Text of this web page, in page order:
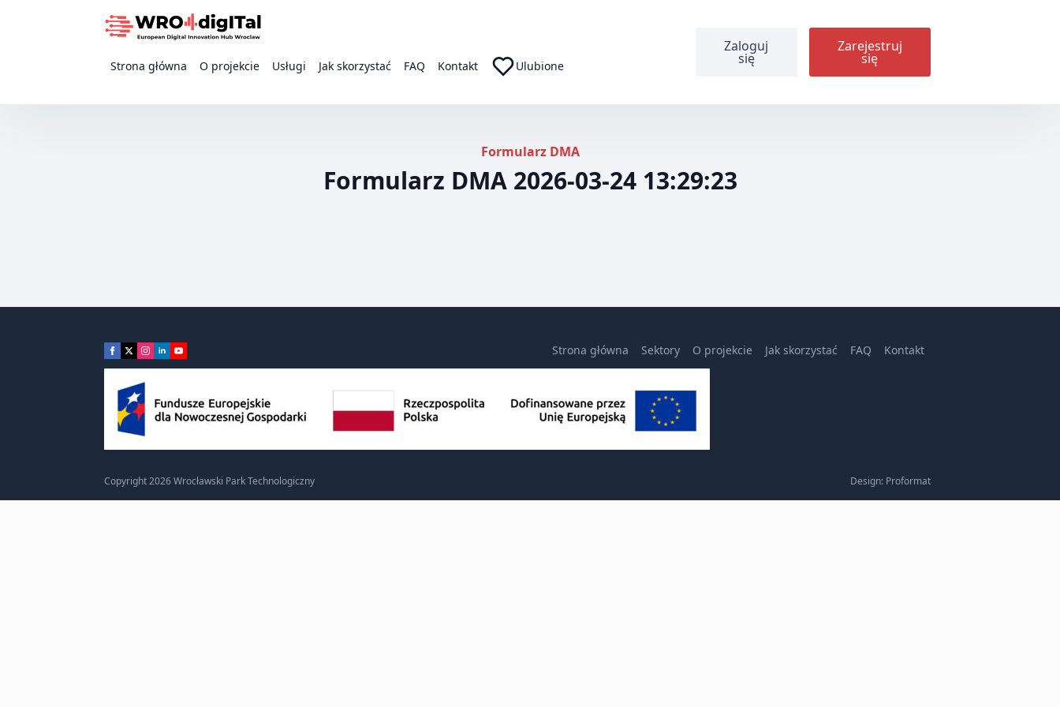
Strona główna O projekcie Usługi Jak skorzystać FAQ Kontakt Ulubione
Zaloguj
się
Zarejestruj
się
Formularz DMA
Formularz DMA 2026-03-24 13:29:23
Strona główna Sektory O projekcie Jak skorzystać FAQ Kontakt
Copyright 2026 Wrocławski Park Technologiczny Design: Proformat